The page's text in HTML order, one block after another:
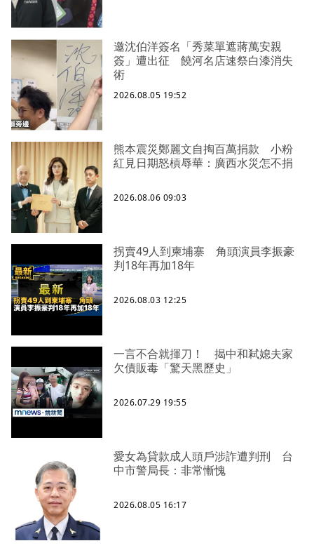
邀沈伯洋簽名「秀菜單遮蔣萬安親
簽」遭出征 饒河名店速祭白漆消失
術
2026.08.05 19:52
熊本震災鄭麗文自掏百萬捐款 小粉
紅見日期怒槓辱華：廣西水災怎不捐
2026.08.06 09:03
拐賣49人到柬埔寨 角頭演員李振豪
判18年再加18年
2026.08.03 12:25
一言不合就揮刀！ 揭中和弒媳夫家
欠債販毒「驚天黑歷史」
2026.07.29 19:55
愛女為貸款成人頭戶涉詐遭判刑 台
中市警局長：非常慚愧
2026.08.05 16:17